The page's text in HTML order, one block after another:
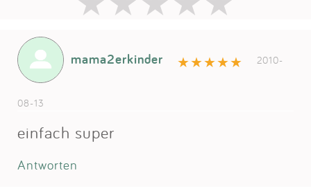
mama2erkinder 2010-
08-13
einfach super
Antworten